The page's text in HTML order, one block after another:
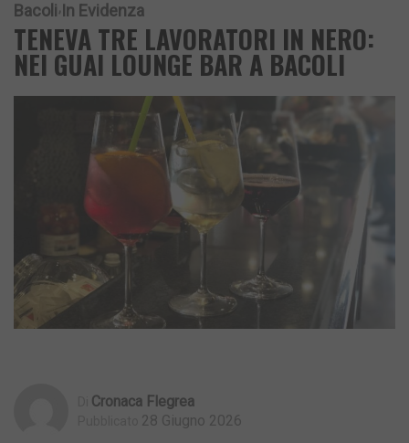
Bacoli In Evidenza
TENEVA TRE LAVORATORI IN NERO:
NEI GUAI LOUNGE BAR A BACOLI
Cronaca Flegrea
28 Giugno 2026